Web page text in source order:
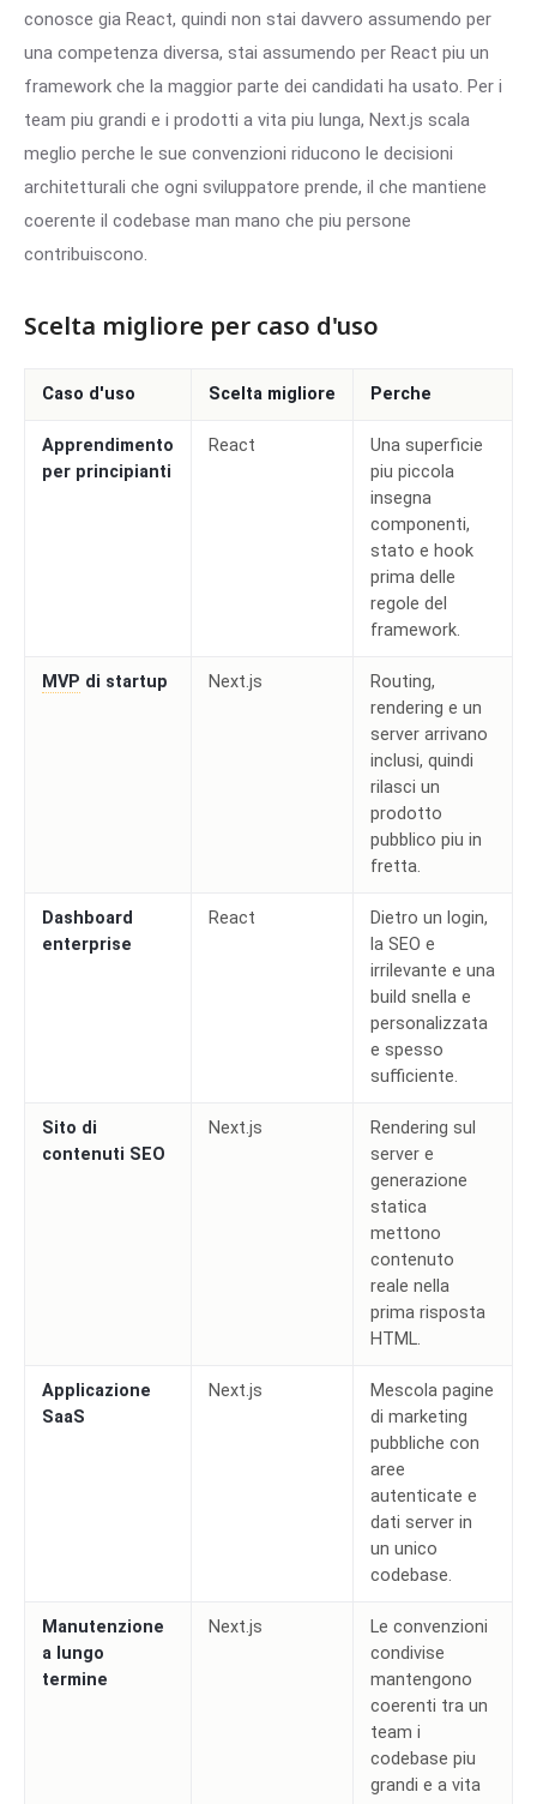
conosce gia React, quindi non stai davvero assumendo per
una competenza diversa, stai assumendo per React piu un
framework che la maggior parte dei candidati ha usato. Per i
team piu grandi e i prodotti a vita piu lunga, Next.js scala
meglio perche le sue convenzioni riducono le decisioni
architetturali che ogni sviluppatore prende, il che mantiene
coerente il codebase man mano che piu persone
contribuiscono.
Scelta migliore per caso d'uso
Caso d'uso Scelta migliore Perche
Apprendimento
per principianti
React
Una superficie
piu piccola
insegna
componenti,
stato e hook
prima delle
regole del
framework.
MVP di startup Next.js
Routing,
rendering e un
server arrivano
inclusi, quindi
rilasci un
prodotto
pubblico piu in
fretta.
Dashboard
enterprise
React
Dietro un login,
la SEO e
irrilevante e una
build snella e
personalizzata
e spesso
sufficiente.
Sito di
contenuti SEO
Next.js
Rendering sul
server e
generazione
statica
mettono
contenuto
reale nella
prima risposta
HTML.
Applicazione
SaaS
Next.js
Mescola pagine
di marketing
pubbliche con
aree
autenticate e
dati server in
un unico
codebase.
Manutenzione
a lungo
termine
Next.js
Le convenzioni
condivise
mantengono
coerenti tra un
team i
codebase piu
grandi e a vita